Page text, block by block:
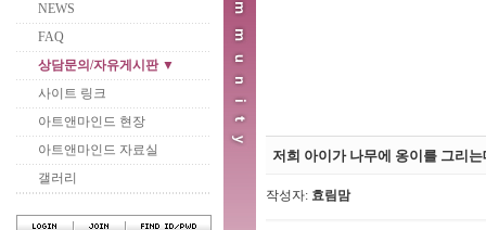
NEWS
FAQ
상담문의/자유게시판 ▼
사이트 링크
아트앤마인드 현장
아트앤마인드 자료실
갤러리
저희 아이가 나무에 옹이를 그리는
작성자: 효림맘